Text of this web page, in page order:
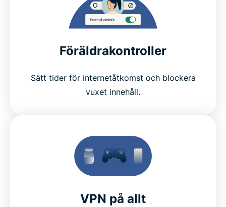
Föräldrakontroller
Sätt tider för internetåtkomst och blockera
vuxet innehåll.
VPN på allt